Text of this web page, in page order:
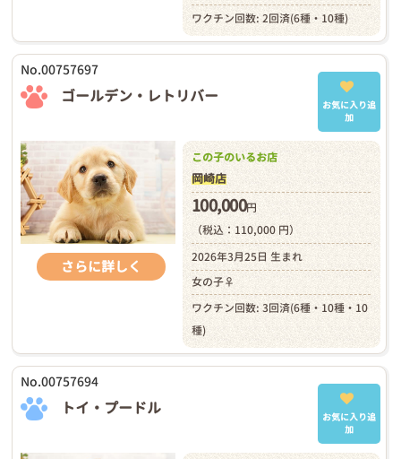
ワクチン回数: 2回済(6種・10種)
No.00757697
ゴールデン・レトリバー
お気に入り追
加
さらに詳しく
この子のいるお店
岡崎店
100,000円
（税込：110,000 円）
2026年3月25日 生まれ
女の子♀
ワクチン回数: 3回済(6種・10種・10
種)
No.00757694
トイ・プードル
お気に入り追
加